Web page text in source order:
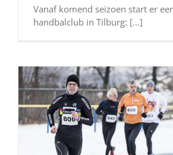
Vanaf komend seizoen start er
handbalclub in Tilburg: [...]